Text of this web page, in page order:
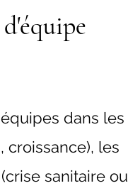
dans les
croissance), les
sanitaire ou